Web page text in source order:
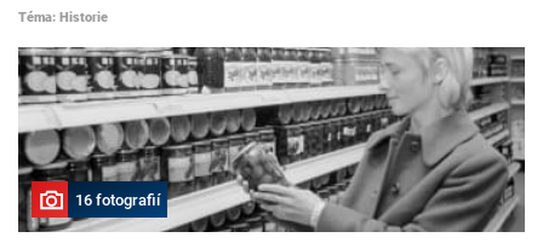
Téma: Historie
16 fotografií